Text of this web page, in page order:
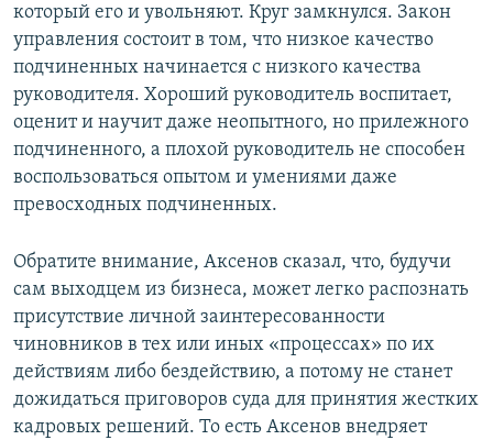
который его и увольняют. Круг замкнулся. Закон
управления состоит в том, что низкое качество
подчиненных начинается с низкого качества
руководителя. Хороший руководитель воспитает,
оценит и научит даже неопытного, но прилежного
подчиненного, а плохой руководитель не способен
воспользоваться опытом и умениями даже
превосходных подчиненных.
Обратите внимание, Аксенов сказал, что, будучи
сам выходцем из бизнеса, может легко распознать
присутствие личной заинтересованности
чиновников в тех или иных «процессах» по их
действиям либо бездействию, а потому не станет
дожидаться приговоров суда для принятия жестких
кадровых решений. То есть Аксенов внедряет